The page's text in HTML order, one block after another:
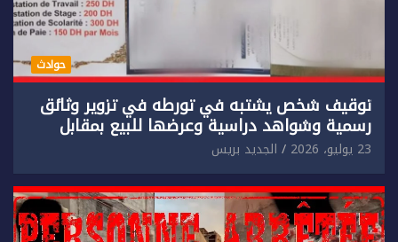
حوادث
توقيف شخص يشتبه في تورطه في تزوير وثائق
رسمية وشواهد دراسية وعرضها للبيع بمقابل
مادي.
23 يوليو، 2026 الجديد بريس